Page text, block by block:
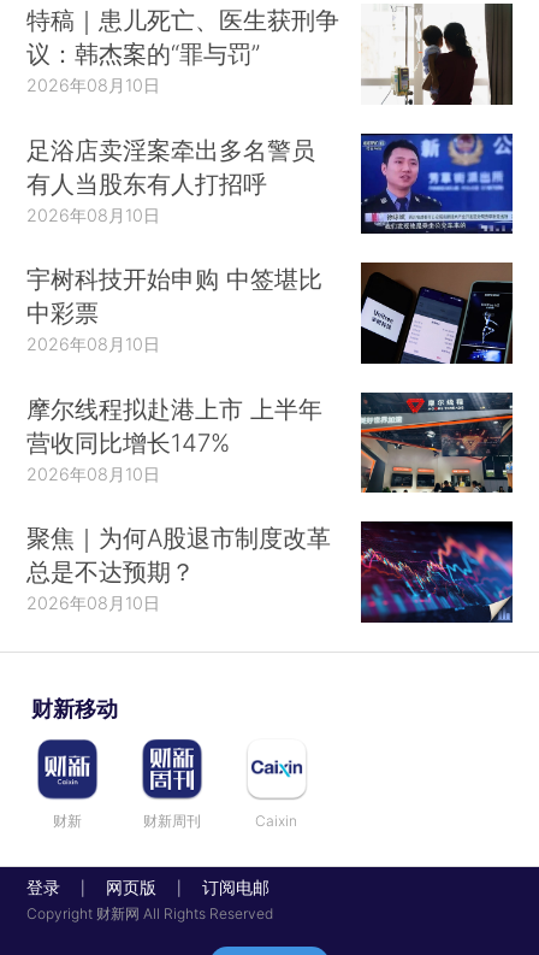
特稿｜患儿死亡、医生获刑争
议：韩杰案的“罪与罚”
2026年08月10日
足浴店卖淫案牵出多名警员
有人当股东有人打招呼
2026年08月10日
宇树科技开始申购 中签堪比
中彩票
2026年08月10日
摩尔线程拟赴港上市 上半年
营收同比增长147%
2026年08月10日
聚焦｜为何A股退市制度改革
总是不达预期？
2026年08月10日
财新移动
财新 财新周刊 Caixin
登录 网页版 订阅电邮
Copyright 财新网 All Rights Reserved